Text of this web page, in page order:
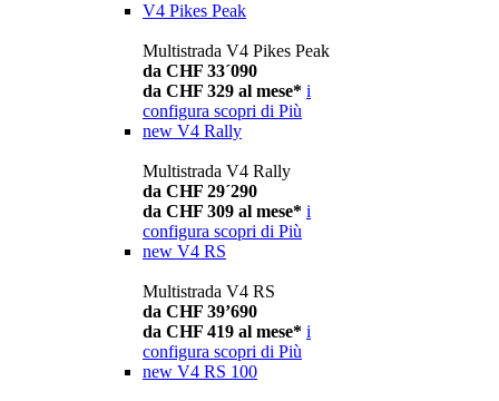
V4 Pikes Peak
Multistrada V4 Pikes Peak
da CHF 33´090
da CHF 329 al mese* i
configura scopri di Più
new V4 Rally
Multistrada V4 Rally
da CHF 29´290
da CHF 309 al mese* i
configura scopri di Più
new V4 RS
Multistrada V4 RS
da CHF 39’690
da CHF 419 al mese* i
configura scopri di Più
new V4 RS 100